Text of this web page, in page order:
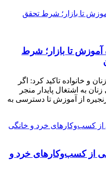
آموزش تا بازار؛ شرط
و خانواده تاکید کرد: اگر
به اشتغال پایدار منجر
از آموزش تا دسترسی به
از کسب‌وکارهای خرد و